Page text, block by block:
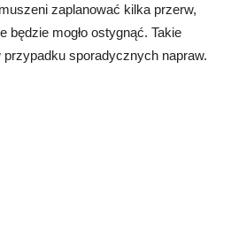
zaplanować kilka przerw,
będzie mogło ostygnąć. Takie
sporadycznych napraw.